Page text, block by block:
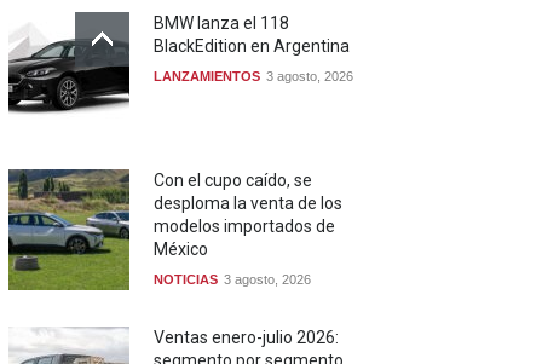
BMW lanza el 118
BlackEdition en Argentina
LANZAMIENTOS 3 agosto, 2026
Con el cupo caído, se
desploma la venta de los
modelos importados de
México
NOTICIAS 3 agosto, 2026
Ventas enero-julio 2026: